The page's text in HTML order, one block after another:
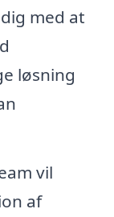
med at
løsning
vil
af